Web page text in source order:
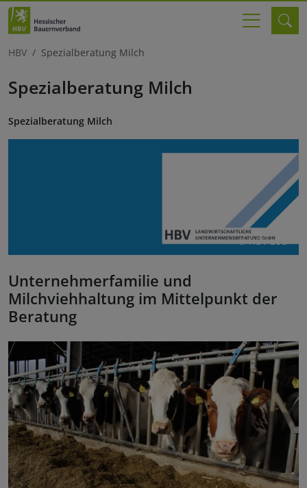
HBV Spezialberatung Milch
Spezialberatung Milch
Spezialberatung Milch
© HBV LUB
Unternehmerfamilie und
Milchviehhaltung im Mittelpunkt der
Beratung